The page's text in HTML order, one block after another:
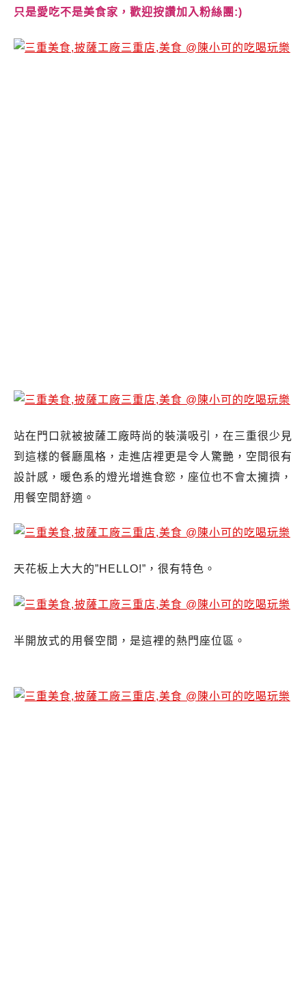
只是愛吃不是美食家，歡迎按讚加入粉絲團:)
站在門口就被披薩工廠時尚的裝潢吸引，在三重很少見
到這樣的餐廳風格，走進店裡更是令人驚艷，空間很有
設計感，暖色系的燈光增進食慾，座位也不會太擁擠，
用餐空間舒適。
天花板上大大的”HELLO!”，很有特色。
半開放式的用餐空間，是這裡的熱門座位區。